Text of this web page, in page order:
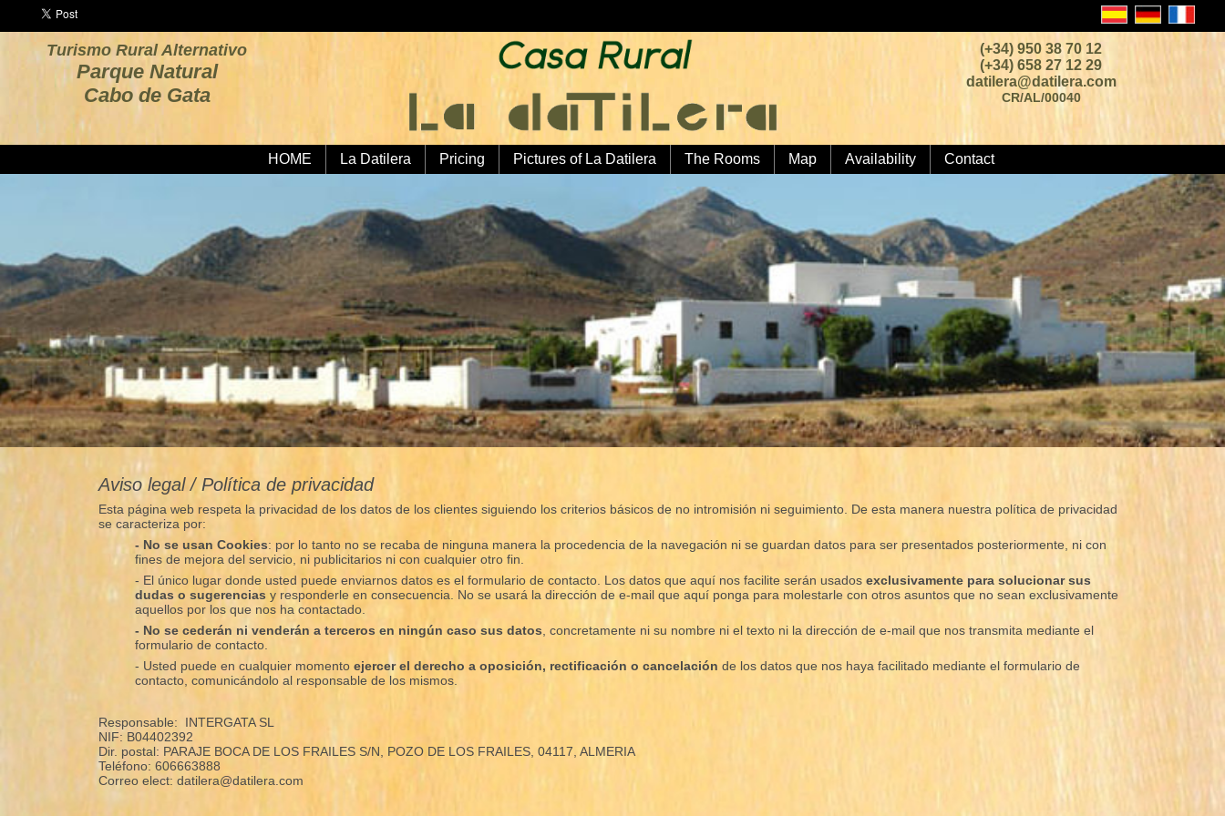
Turismo Rural Alternativo
Parque Natural
Cabo de Gata
(+34) 950 38 70 12
(+34) 658 27 12 29
datilera@datilera.com
CR/AL/00040
HOME La Datilera Pricing Pictures of La Datilera The Rooms Map Availability Contact
Aviso legal / Política de privacidad
Esta página web respeta la privacidad de los datos de los clientes siguiendo los criterios básicos de no intromisión ni seguimiento. De esta manera nuestra política de privacidad
se caracteriza por:
- No se usan Cookies: por lo tanto no se recaba de ninguna manera la procedencia de la navegación ni se guardan datos para ser presentados posteriormente, ni con
fines de mejora del servicio, ni publicitarios ni con cualquier otro fin.
- El único lugar donde usted puede enviarnos datos es el formulario de contacto. Los datos que aquí nos facilite serán usados exclusivamente para solucionar sus
dudas o sugerencias y responderle en consecuencia. No se usará la dirección de e-mail que aquí ponga para molestarle con otros asuntos que no sean exclusivamente
aquellos por los que nos ha contactado.
- No se cederán ni venderán a terceros en ningún caso sus datos , concretamente ni su nombre ni el texto ni la dirección de e-mail que nos transmita mediante el
formulario de contacto.
- Usted puede en cualquier momento ejercer el derecho a oposición, rectificación o cancelación de los datos que nos haya facilitado mediante el formulario de
contacto, comunicándolo al responsable de los mismos.
Responsable: INTERGATA SL
NIF: B04402392
Dir. postal: PARAJE BOCA DE LOS FRAILES S/N, POZO DE LOS FRAILES, 04117, ALMERIA
Teléfono: 606663888
Correo elect: datilera@datilera.com